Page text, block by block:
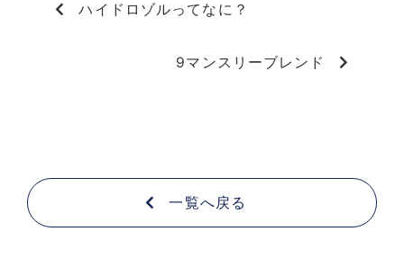
ハイドロゾルってなに？
9マンスリーブレンド
一覧へ戻る